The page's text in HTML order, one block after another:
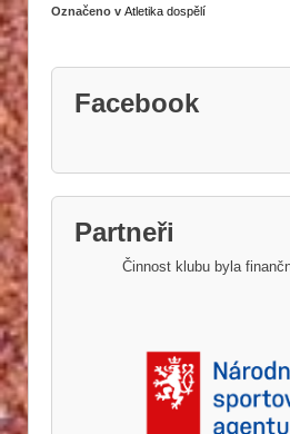
Označeno v Atletika dospělí
Facebook
Partneři
Činnost klubu byla